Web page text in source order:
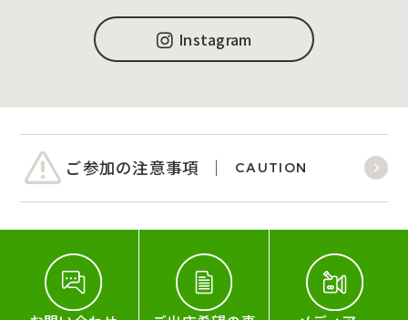
Instagram
ご参加の注意事項 CAUTION